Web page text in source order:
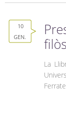
10
GEN.
La